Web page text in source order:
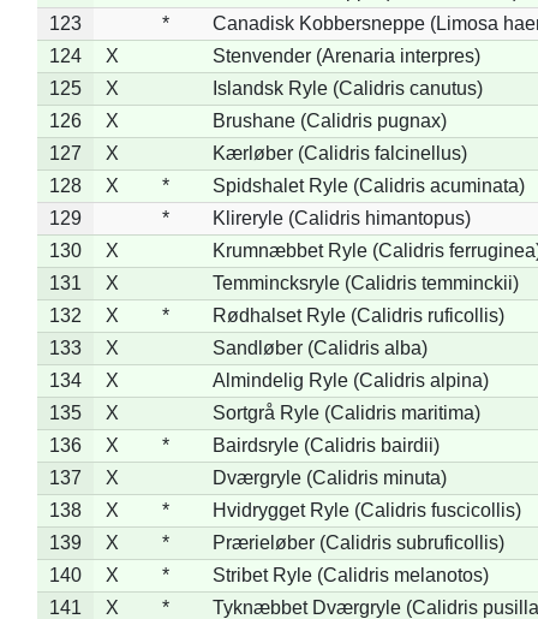
123
*
Canadisk Kobbersneppe (Limosa
124
X
Stenvender (Arenaria interpres)
125
X
Islandsk Ryle (Calidris canutus)
126
X
Brushane (Calidris pugnax)
127
X
Kærløber (Calidris falcinellus)
128
X *
Spidshalet Ryle (Calidris acuminata)
129
*
Klireryle (Calidris himantopus)
130
X
Krumnæbbet Ryle (Calidris
131
X
Temmincksryle (Calidris temminckii)
132
X *
Rødhalset Ryle (Calidris ruficollis)
133
X
Sandløber (Calidris alba)
134
X
Almindelig Ryle (Calidris alpina)
135
X
Sortgrå Ryle (Calidris maritima)
136
X *
Bairdsryle (Calidris bairdii)
137
X
Dværgryle (Calidris minuta)
138
X *
Hvidrygget Ryle (Calidris fuscicollis)
139
X *
Prærieløber (Calidris subruficollis)
140
X *
Stribet Ryle (Calidris melanotos)
141
X *
Tyknæbbet Dværgryle (Calidris